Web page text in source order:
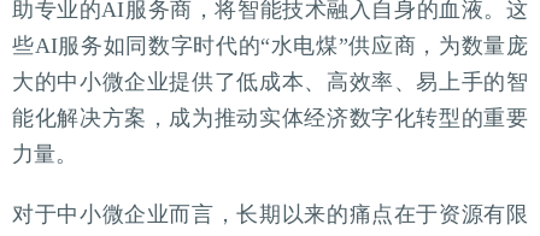
助专业的AI服务商，将智能技术融入自身的血液。这
些AI服务如同数字时代的“水电煤”供应商，为数量庞
大的中小微企业提供了低成本、高效率、易上手的智
能化解决方案，成为推动实体经济数字化转型的重要
力量。
对于中小微企业而言，长期以来的痛点在于资源有限